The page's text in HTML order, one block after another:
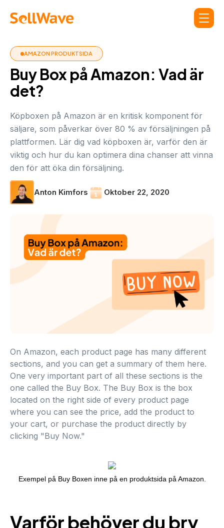
AMAZON PRODUKTSIDA
Buy Box på Amazon: Vad är
det?
Köpboxen på Amazon är en kritisk komponent för
säljare, som påverkar över 80 % av försäljningen på
plattformen. Lär dig vad köpboxen är, varför den är
viktig och hur du kan optimera dina chanser att vinna
den för att öka din försäljning.
Anton Kimfors Oktober 22, 2020
On Amazon, each product page has many different
sections, and you can get a summary of them here.
One very important part of all these sections is the
one called the Buy Box. The Buy Box is the box
located on the right side of every product page
where you can see the price, add the product to
your cart, or purchase the product directly by
clicking "Buy Now."
Exempel på Buy Boxen inne på en produktsida på Amazon.
Varför behöver du bry